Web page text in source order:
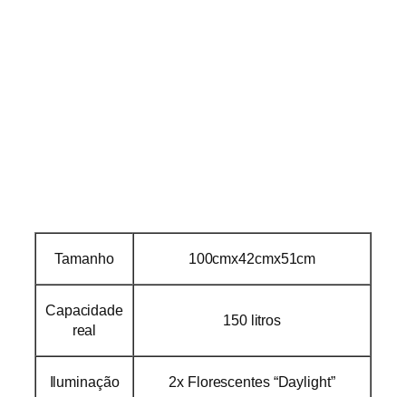
Tamanho 100cmx42cmx51cm
Capacidade
real
150 litros
Iluminação 2x Florescentes “Daylight”